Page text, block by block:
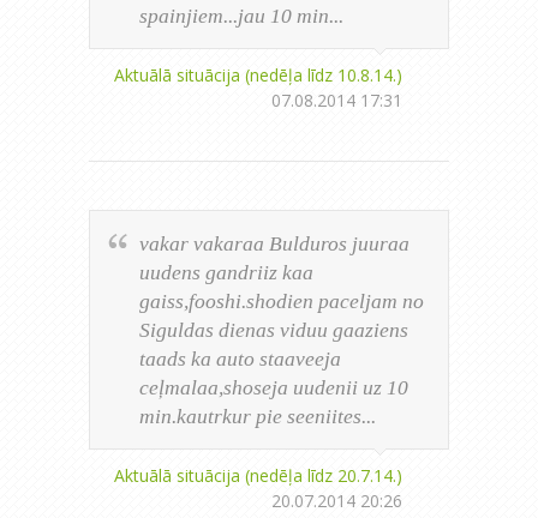
spainjiem...jau 10 min...
Aktuālā situācija (nedēļa līdz 10.8.14.)
07.08.2014 17:31
vakar vakaraa Bulduros juuraa
uudens gandriiz kaa
gaiss,fooshi.shodien paceljam no
Siguldas dienas viduu gaaziens
taads ka auto staaveeja
ceļmalaa,shoseja uudenii uz 10
min.kautrkur pie seeniites...
Aktuālā situācija (nedēļa līdz 20.7.14.)
20.07.2014 20:26